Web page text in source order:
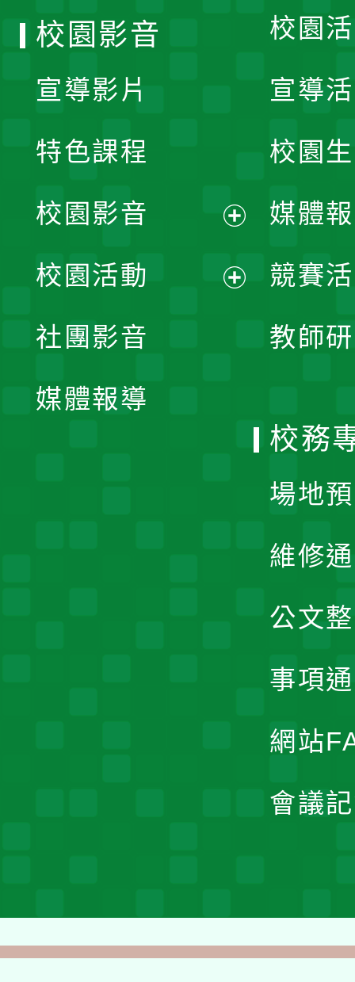
校園
宣導
校園
媒體
競賽
教師
校園影音
宣導影片
特色課程
校園影音
開
校園活動
社團影音
媒體報導
校務
場地
維修
公文
事項
網站
會議